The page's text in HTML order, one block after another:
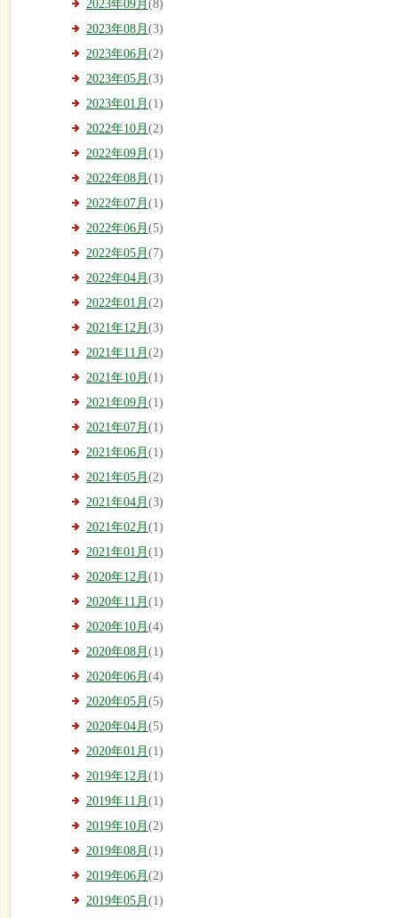
2023年09月 (8)
2023年08月 (3)
2023年06月 (2)
2023年05月 (3)
2023年01月 (1)
2022年10月 (2)
2022年09月 (1)
2022年08月 (1)
2022年07月 (1)
2022年06月 (5)
2022年05月 (7)
2022年04月 (3)
2022年01月 (2)
2021年12月 (3)
2021年11月 (2)
2021年10月 (1)
2021年09月 (1)
2021年07月 (1)
2021年06月 (1)
2021年05月 (2)
2021年04月 (3)
2021年02月 (1)
2021年01月 (1)
2020年12月 (1)
2020年11月 (1)
2020年10月 (4)
2020年08月 (1)
2020年06月 (4)
2020年05月 (5)
2020年04月 (5)
2020年01月 (1)
2019年12月 (1)
2019年11月 (1)
2019年10月 (2)
2019年08月 (1)
2019年06月 (2)
2019年05月 (1)